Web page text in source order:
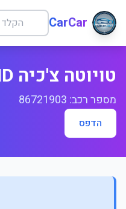
CarCar
טויוטה צ'כיה YARIS HYBRID
מספר רכב: 86721903
הדפס